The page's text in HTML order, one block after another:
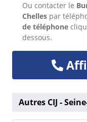
Ou contacter le
Chelles par
de téléphone
dessous.
Autres CIJ -